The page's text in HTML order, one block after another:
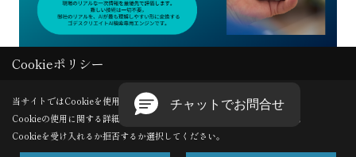
Copyright (c) GODDESS CREATE. All Rights Reserved.
Produced byゴデスクリエイト
Cookieポリシー
当サイトではCookieを使用します。
Cookieの使用に関する詳細は 「プライバシーポリシー
」をご覧ください。
Cookieを受け入れるか拒否するか選択してください。